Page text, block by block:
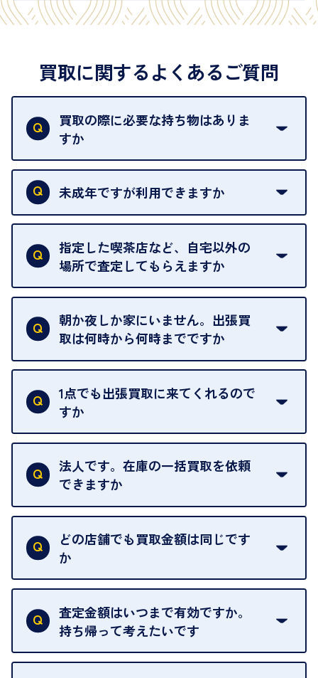
買取に関するよくあるご質問
買取の際に必要な持ち物はありま
すか
本人確認書類をご用意ください。ご利用になれる書
類はこちらをご確認ください。
未成年ですが利用できますか
18歳未満の方は、保護者の同意があってもご利用い
ただけません。
指定した喫茶店など、自宅以外の
場所で査定してもらえますか
ご自宅以外での査定はお引き受けできません。ご指
定のお店や、ほかのお客様への迷惑となることが考
えられるためです。
朝か夜しか家にいません。出張買
取は何時から何時までですか
ご訪問可能時間は、10時から19時です。
ただし、お品物の種類や量によっては対応させてい
ただくことがあります。
1点でも出張買取に来てくれるので
すか
はい。1点でもお伺いします。
法人です。在庫の一括買取を依頼
できますか
はい。喜んで承ります。出張買取をご利用くださ
い。
ご指定の場所にお伺いします。
どの店舗でも買取金額は同じです
か
はい。全店舗一律です。
ただし、中古市場は日々変動するため、査定した日
によって査定額が変わることはございます。
査定金額はいつまで有効ですか。
持ち帰って考えたいです
査定額は当日限り有効です。